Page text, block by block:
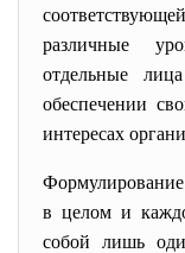
различные
отдельные
обеспечении
интересах
в целом и
собой лишь